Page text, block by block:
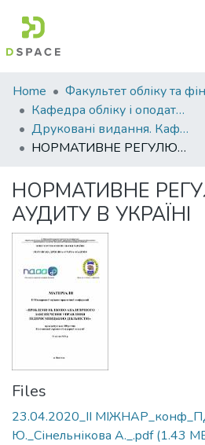
Communities
&
Collections
Statistics
Home
Кафедра обліку і оподаткування
Друковані видання. Кафедра обліку і оподаткування
НОРМАТИВНЕ РЕГУЛЮВАННЯ АУДИТУ В УКРАЇНІ
НОРМАТИВНЕ
АУДИТУ В УКРАЇНІ
Files
23.04.2020_ІІ
Ю._Сінельнікова А._.pdf(1.43